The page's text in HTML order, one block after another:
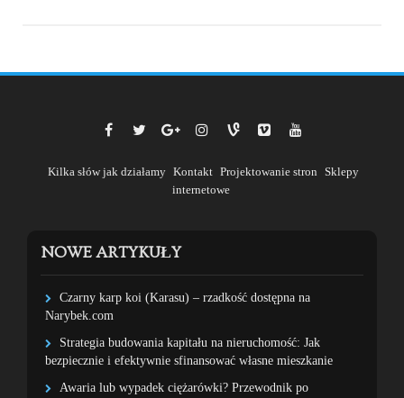
Kilka słów jak działamy Kontakt Projektowanie stron Sklepy
internetowe
NOWE ARTYKUŁY
Czarny karp koi (Karasu) – rzadkość dostępna na
Narybek.com
Strategia budowania kapitału na nieruchomość: Jak
bezpiecznie i efektywnie sfinansować własne mieszkanie
Awaria lub wypadek ciężarówki? Przewodnik po